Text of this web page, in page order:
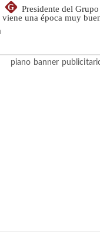
G
Presidente del
viene una época muy